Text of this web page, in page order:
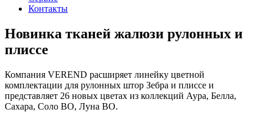
Контакты
Новинка тканей жалюзи рулонных и
плиссе
Компания VEREND расширяет линейку цветной
комплектации для рулонных штор Зебра и плиссе и
представляет 26 новых цветах из коллекций Аура, Белла,
Сахара, Соло ВО, Луна ВО.